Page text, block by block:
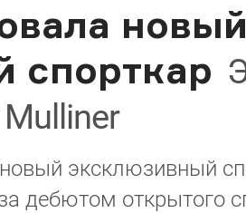
новый
спорткар
эксклюзивный
дебютом открытого